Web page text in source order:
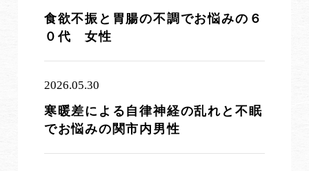
食欲不振と胃腸の不調でお悩みの６
０代 女性
2026.05.30
寒暖差による自律神経の乱れと不眠
でお悩みの関市内男性